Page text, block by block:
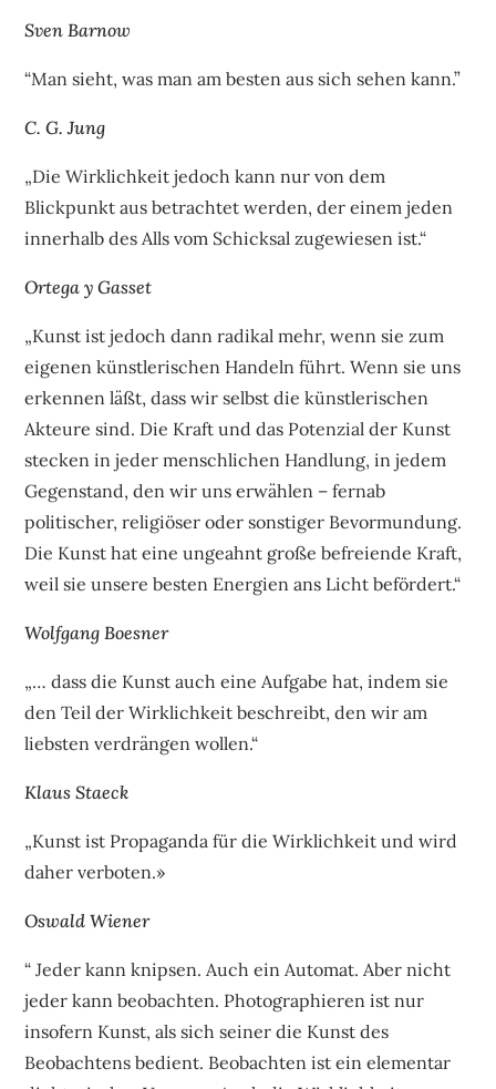
Sven Barnow
“Man sieht, was man am besten aus sich sehen kann.”
C. G. Jung
„Die Wirklichkeit jedoch kann nur von dem
Blickpunkt aus betrachtet werden, der einem jeden
innerhalb des Alls vom Schicksal zugewiesen ist.“
Ortega y Gasset
„Kunst ist jedoch dann radikal mehr, wenn sie zum
eigenen künstlerischen Handeln führt. Wenn sie uns
erkennen läßt, dass wir selbst die künstlerischen
Akteure sind. Die Kraft und das Potenzial der Kunst
stecken in jeder menschlichen Handlung, in jedem
Gegenstand, den wir uns erwählen – fernab
politischer, religiöser oder sonstiger Bevormundung.
Die Kunst hat eine ungeahnt große befreiende Kraft,
weil sie unsere besten Energien ans Licht befördert.“
Wolfgang Boesner
„… dass die Kunst auch eine Aufgabe hat, indem sie
den Teil der Wirklichkeit beschreibt, den wir am
liebsten verdrängen wollen.“
Klaus Staeck
„Kunst ist Propaganda für die Wirklichkeit und wird
daher verboten.»
Oswald Wiener
“ Jeder kann knipsen. Auch ein Automat. Aber nicht
jeder kann beobachten. Photographieren ist nur
insofern Kunst, als sich seiner die Kunst des
Beobachtens bedient. Beobachten ist ein elementar